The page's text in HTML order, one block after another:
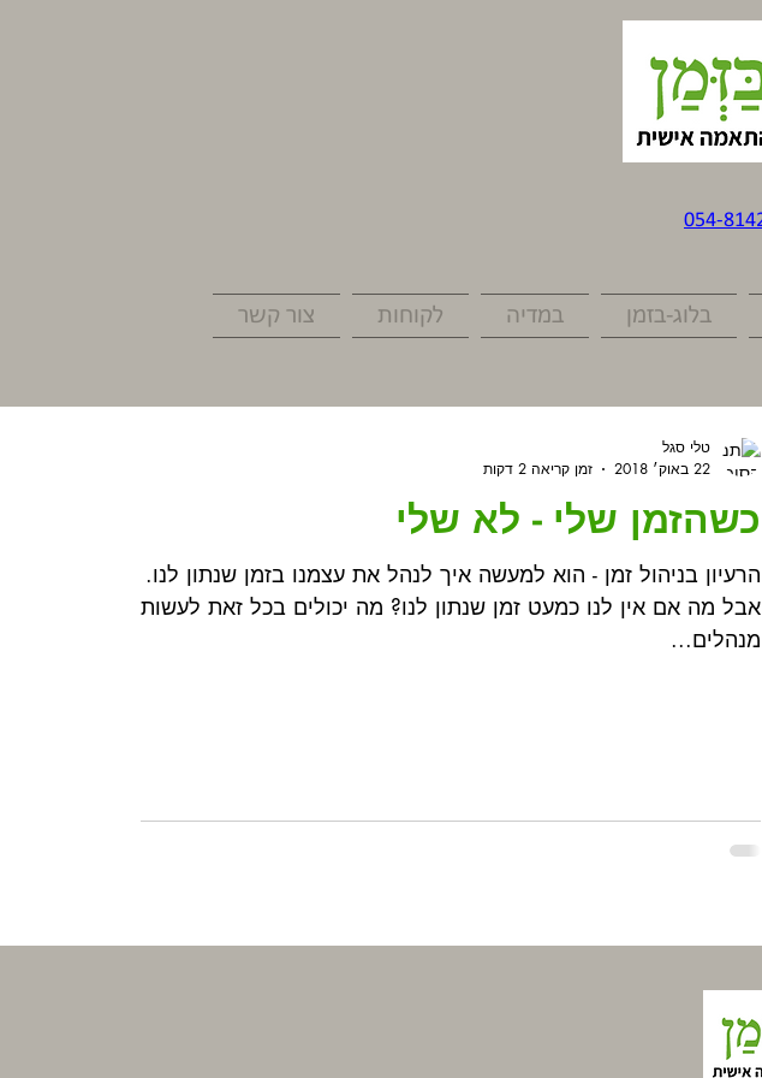
בלוג-בזמן במדיה לקוחות צור קשר
כשהזמן שלי - לא שלי
הרעיון בניהול זמן - הוא למעשה איך לנהל את עצמנו בזמן שנתון לנו.
אבל מה אם אין לנו כמעט זמן שנתון לנו? מה יכולים בכל זאת לעשות
מנהלים...
טלי סגל
22 באוק׳ 2018
זמן קריאה 2 דקות